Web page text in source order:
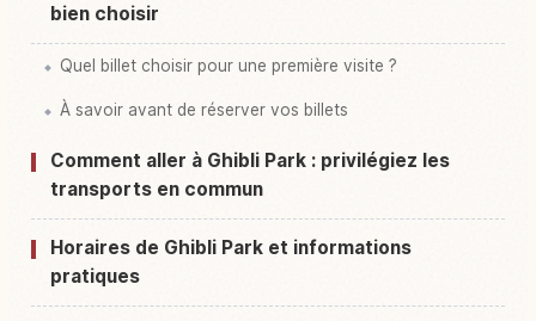
bien choisir
Quel billet choisir pour une première visite ?
À savoir avant de réserver vos billets
Comment aller à Ghibli Park : privilégiez les
transports en commun
Horaires de Ghibli Park et informations
pratiques